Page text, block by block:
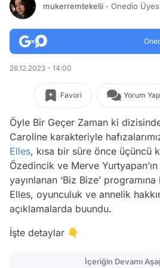
mukerremtekelii - Onedio Üyesi
26.12.2023 - 14:00
Favori Yorum Yap
Öyle Bir Geçer Zaman ki
Caroline karakteriyle
Elles, kısa bir süre önce üçüncü
Özedincik ve Merve
yayınlanan ‘Biz Bize’
Elles, oyunculuk ve annelik
açıklamalarda buundu.
İşte detaylar 👇
İçeriğin Devamı